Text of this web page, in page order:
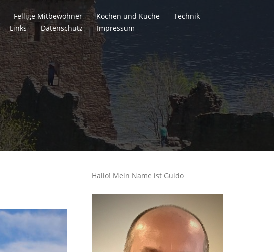
Fellige Mitbewohner Kochen und Küche
Technik
Links Datenschutz
Impressum
Hallo! Mein Name ist Guido